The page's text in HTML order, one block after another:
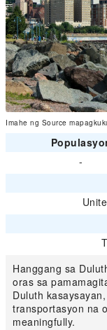
Imahe ng Source
-
Hanggang sa
oras sa
Duluth
transportasyon na
meaningfully.